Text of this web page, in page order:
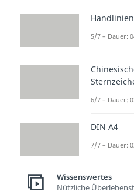
5.
6.
7. LAN of
10. Auf
5/7 – Dauer:
6/7 – Dauer:
DIN A4
7/7 – Dauer:
Wissenswertes
Nützliche